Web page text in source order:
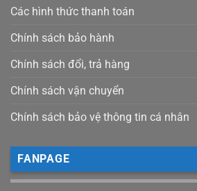
Các hình thức thanh toán
Chính sách bảo hành
Chính sách đổi, trả hàng
Chính sách vận chuyển
Chính sách bảo vệ thông tin cá nhân
FANPAGE